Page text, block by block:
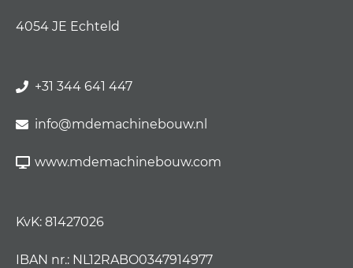
4054 JE Echteld
+31 344 641 447
info@mdemachinebouw.nl
www.mdemachinebouw.com
KvK: 81427026
IBAN nr.: NL12RABO0347914977